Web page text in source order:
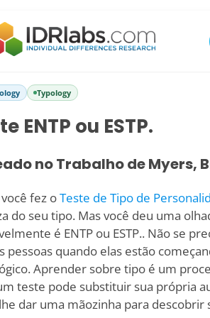
Typology
ENTP ou ESTP.
no Trabalho de Myers,
fez oTeste de Tipo de
do seu tipo. Mas você deu uma
é ENTP ou ESTP.. Não se
pessoas quando elas estão
Aprender sobre tipo é um
teste pode substituir sua própria
dar uma mãozinha para descobrir